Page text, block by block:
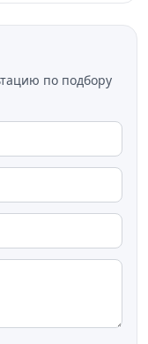
по подбору